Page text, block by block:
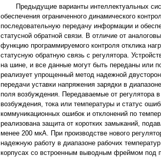
Предыдущие варианты интеллектуальных
обеспечения ограниченного динамического
последовательную передачу информации и
статусной обратной связи. В отличие от
функцию программируемого контроля отклика
статуcную обратную связь с регулятора.
на шине, и все данные могут быть переданы или
реализует упрощенный метод надежной
передачи уставки напряжения зарядки в
поля возбуждения. Передаваемые от регулятора
возбуждения, тока или температуры и статус
коммуникационных ошибок и отклонений по
реализована защита от коротких замыканий,
менее 200 мкА. При производстве нового
надежную работу в диапазоне рабочих
корпусах со встроенным выводным фреймом под